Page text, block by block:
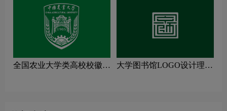
全国农业大学类高校校徽设
大学图书馆LOGO设计理念